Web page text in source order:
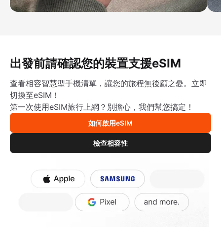
出發前請確認您的裝置支援eSIM
查看相容智慧型手機清單，讓您的旅程無後顧之憂。立即
切換至eSIM！
第一次使用eSIM旅行上網？別擔心，我們幫您搞定！
如何啟用eSIM
檢查相容性